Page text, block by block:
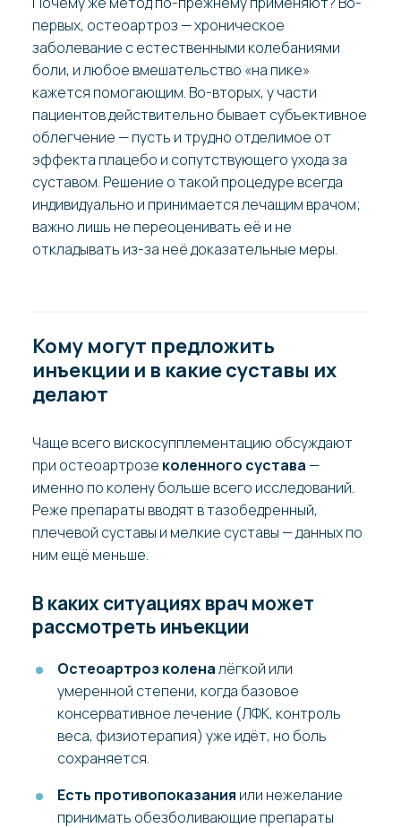
первых, остеоартроз — хроническое
заболевание с естественными колебаниями
боли, и любое вмешательство «на пике»
кажется помогающим. Во-вторых, у части
пациентов действительно бывает субъективное
облегчение — пусть и трудно отделимое от
эффекта плацебо и сопутствующего ухода за
суставом. Решение о такой процедуре всегда
индивидуально и принимается лечащим врачом;
важно лишь не переоценивать её и не
откладывать из-за неё доказательные меры.
Кому могут предложить
инъекции и в какие суставы их
делают
Чаще всего вискосупплементацию обсуждают
при остеоартрозе коленного сустава —
именно по колену больше всего исследований.
Реже препараты вводят в тазобедренный,
плечевой суставы и мелкие суставы — данных по
ним ещё меньше.
В каких ситуациях врач может
рассмотреть инъекции
Остеоартроз коленалёгкой или
умеренной степени, когда базовое
консервативное лечение (ЛФК, контроль
веса, физиотерапия) уже идёт, но боль
сохраняется.
Есть противопоказания или нежелание
принимать обезболивающие препараты